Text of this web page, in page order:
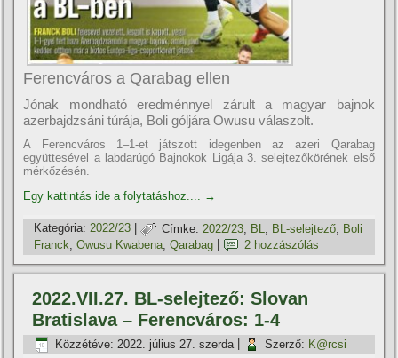
Ferencváros a Qarabag ellen
Jónak mondható eredménnyel zárult a magyar bajnok
azerbajdzsáni túrája, Boli góljára Owusu válaszolt.
A Ferencváros 1–1-et játszott idegenben az azeri Qarabag
együttesével a labdarúgó Bajnokok Ligája 3. selejtezőkörének első
mérkőzésén.
Egy kattintás ide a folytatáshoz.... →
Kategória: 2022/23 | Címke: 2022/23 BL BL-selejtező
Boli
Franck ,Owusu Kwabena ,Qarabag 2 hozzászólás
2022.VII.27. BL-selejtező: Slovan
Bratislava – Ferencváros: 1-4
Közzétéve: 2022. július 27. szerda Szerző: K@rcsi